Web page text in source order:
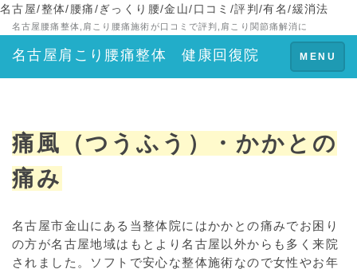
名古屋/整体/腰痛/ぎっくり腰/金山/口コミ/評判/有名/緩消法
名古屋腰痛整体,肩こり腰痛施術が口コミで評判,肩こり関節痛解消に
Toggle
navigation
MENU
名古屋肩こり腰痛整体 健康回復院
痛風（つうふう）・かかとの
痛み
名古屋市金山にある当整体院にはかかとの痛みでお困り
の方が名古屋地域はもとより名古屋以外からも多く来院
されました。ソフトで安心な整体施術なので女性やお年